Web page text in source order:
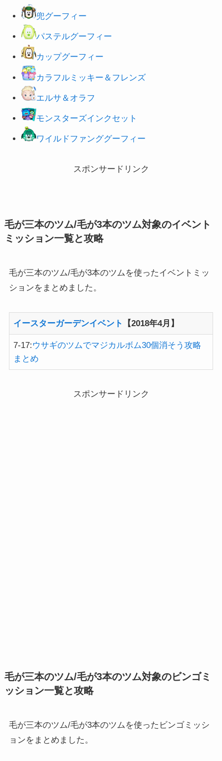
兜グーフィー
パステルグーフィー
カップグーフィー
カラフルミッキー＆フレンズ
エルサ＆オラフ
モンスターズインクセット
ワイルドファンググーフィー
スポンサードリンク
毛が三本のツム/毛が3本のツム対象のイベント
ミッション一覧と攻略
毛が三本のツム/毛が3本のツムを使ったイベントミッ
ションをまとめました。
イースターガーデンイベント 【2018年4月】
7-17:ウサギのツムでマジカルボム30個消そう攻略
まとめ
スポンサードリンク
毛が三本のツム/毛が3本のツム対象のビンゴミ
ッション一覧と攻略
毛が三本のツム/毛が3本のツムを使ったビンゴミッシ
ョンをまとめました。